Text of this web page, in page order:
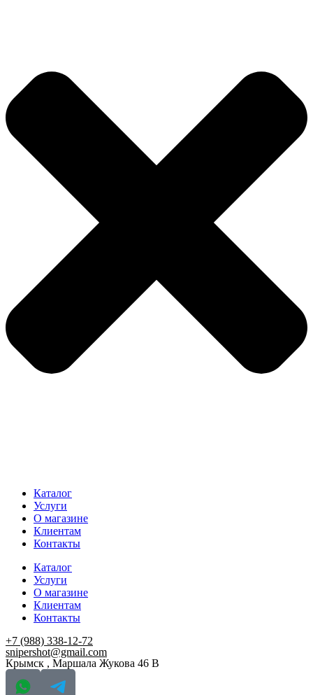
Каталог
Услуги
О магазине
Клиентам
Контакты
Каталог
Услуги
О магазине
Клиентам
Контакты
+7 (988) 338-12-72
snipershot@gmail.com
Крымск , Маршала Жукова 46 В